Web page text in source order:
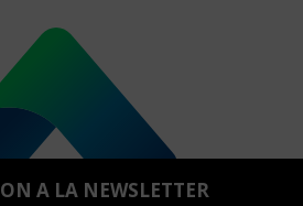
A LA NEWSLETTER